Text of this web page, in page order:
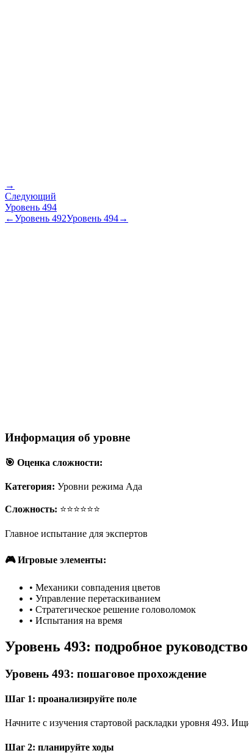
→
Следующий
Уровень 494
←Уровень 492Уровень 494→
Информация об уровне
🎯 Оценка сложности:
Категория: Уровни режима Ада
Сложность: ⭐⭐⭐⭐⭐⭐
Главное испытание для экспертов
🎮 Игровые элементы:
• Механики совпадения цветов
• Управление перетаскиванием
• Стратегическое решение головоломок
• Испытания на время
Уровень 493: подробное руководство
Уровень 493: пошаговое прохождение
Шаг 1: проанализируйте поле
Начните с изучения стартовой раскладки уровня 493.
Шаг 2: планируйте ходы